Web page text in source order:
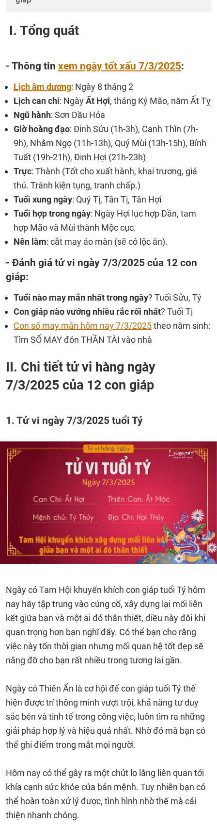
I. Tổng quát
- Thông tin xem ngày tốt xấu 7/3/2025:
Lịch âm dương: Ngày 8 tháng 2
Lịch can chi: NgàyẤt Hợi, tháng Kỷ Mão, năm Ất Tỵ
Ngũ hành: Sơn Dầu Hỏa
Giờ hoàng đạo: Đinh Sửu (1h-3h), Canh Thìn (7h-
9h), Nhâm Ngọ (11h-13h), Quý Mùi (13h-15h), Bính
Tuất (19h-21h), Đinh Hợi (21h-23h)
Trực: Thành (Tốt cho xuất hành, khai trương, giá
thú. Tránh kiện tụng, tranh chấp.)
Tuổi xung ngày: Quý Tị, Tân Tị, Tân Hợi
Tuổi hợp trong ngày: Ngày Hợi lục hợp Dần, tam
hợp Mão và Mùi thành Mộc cục.
Nên làm: cắt may áo màn (sẽ có lộc ăn).
- Đánh giá tử vi ngày 7/3/2025 của 12 con
giáp:
Tuổi nào may mắn nhất trong ngày? Tuổi Sửu, Tý
Con giáp nào vướng nhiều rắc rối nhất? Tuổi Tị
Con số may mắn hôm nay 7/3/2025theo năm sinh:
Tìm SỐ MAY đón THẦN TÀI vào nhà
II. Chi tiết tử vi hàng ngày
7/3/2025 của 12 con giáp
1. Tử vi ngày 7/3/2025 tuổi Tý
Ngày có Tam Hội khuyến khích con giáp tuổi Tý hôm
nay hãy tập trung vào củng cố, xây dựng lại mối liên
kết giữa bạn và một ai đó thân thiết, điều này đôi khi
quan trọng hơn bạn nghĩ đấy. Có thể bạn cho rằng
việc này tốn thời gian nhưng mối quan hệ tốt đẹp sẽ
nâng đỡ cho bạn rất nhiều trong tương lai gần.
Ngày có Thiên Ấn là cơ hội để con giáp tuổi Tý thể
hiện được trí thông minh vượt trội, khả năng tư duy
sắc bén và tinh tế trong công việc, luôn tìm ra những
giải pháp hợp lý và hiệu quả nhất. Nhờ đó mà bạn có
thể ghi điểm trong mắt mọi người.
Hôm nay có thể gây ra một chút lo lắng liên quan tới
khía cạnh sức khỏe của bản mệnh. Tuy nhiên bạn có
thể hoàn toàn xử lý được, tình hình nhờ thế mà cải
thiện nhanh chóng.